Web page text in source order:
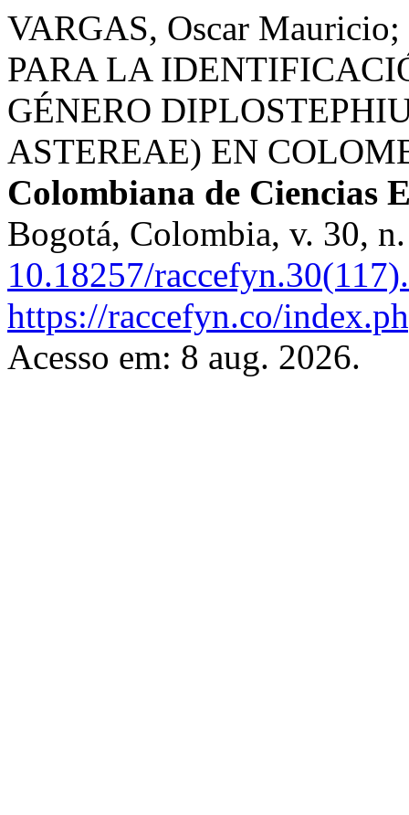
VARGAS, Oscar
PARA LA
GÉNERO
ASTEREAE) EN
Colombiana de Ciencias
Bogotá, Colombia, v. 30,
10.18257/
https://raccefyn.co/
Acesso em: 8 aug. 2026.